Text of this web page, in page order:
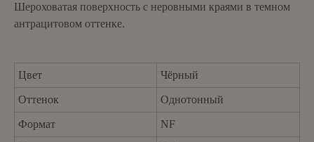
Шероховатая поверхность с неровными краями в темном
антрацитовом оттенке.
Цвет Чёрный
Оттенок Однотонный
Формат NF